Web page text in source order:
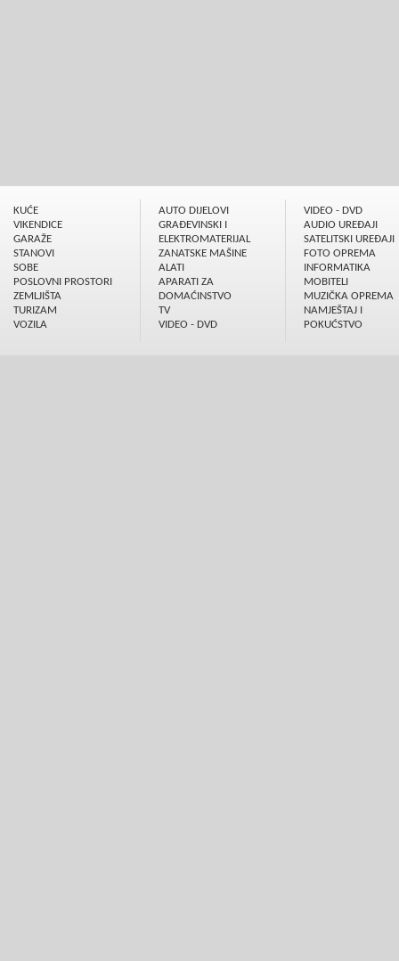
KUĆE
VIKENDICE
GARAŽE
STANOVI
SOBE
POSLOVNI PROSTORI
ZEMLJIŠTA
TURIZAM
VOZILA
AUTO DIJELOVI
GRAÐEVINSKI I
ELEKTROMATERIJAL
ZANATSKE MAŠINE
ALATI
APARATI ZA
DOMAĆINSTVO
TV
VIDEO - DVD
VIDEO - DVD
AUDIO UREÐAJI
SATELITSKI UREÐAJI
FOTO OPREMA
INFORMATIKA
MOBITELI
MUZIČKA OPREMA
NAMJEŠTAJ I
POKUĆSTVO